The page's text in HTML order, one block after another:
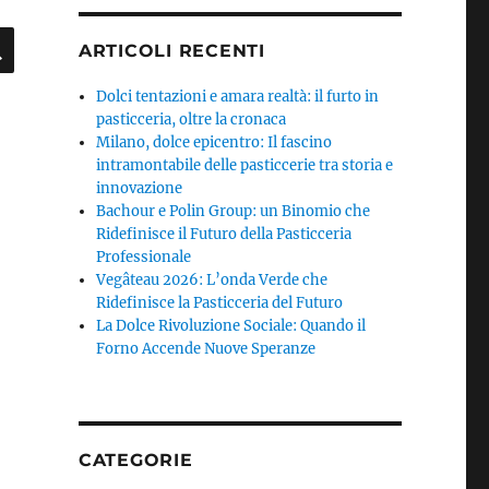
CERCA
ARTICOLI RECENTI
Dolci tentazioni e amara realtà: il furto in
pasticceria, oltre la cronaca
Milano, dolce epicentro: Il fascino
intramontabile delle pasticcerie tra storia e
innovazione
Bachour e Polin Group: un Binomio che
Ridefinisce il Futuro della Pasticceria
Professionale
Vegâteau 2026: L’onda Verde che
Ridefinisce la Pasticceria del Futuro
La Dolce Rivoluzione Sociale: Quando il
Forno Accende Nuove Speranze
CATEGORIE